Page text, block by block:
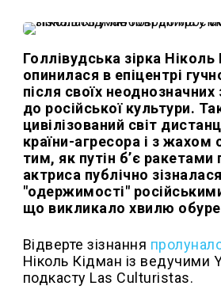
Голлівудська зірка Ніколь
опинилася в епіцентрі
після своїх
до російської культури.
цивілізований світ
країни-агресора і з жахом
тим, як путін б’є ракетами
актриса публічно
"одержимості"
що викликало хвилю
Відверте зізнання
Ніколь Кідман із ведучими
подкасту Las Culturistas.